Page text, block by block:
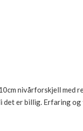
nivårforskjell med
er billig. Erfaring